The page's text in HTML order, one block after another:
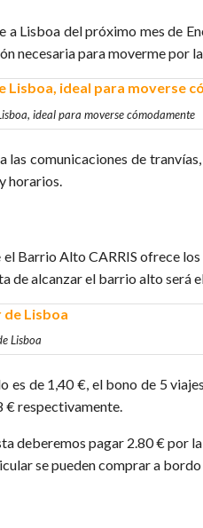
a Lisboa del próximo mes de
necesaria para moverme por
ideal para moverse cómodamente
las comunicaciones de
horarios.
Barrio Alto CARRIS ofrece
de alcanzar el barrio alto será
Lisboa
es de 1,40 €, el bono de 5
€ respectivamente.
deberemos pagar 2.80 € por
se pueden comprar a bordo